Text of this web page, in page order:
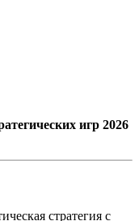
игр 2026
стратегия с